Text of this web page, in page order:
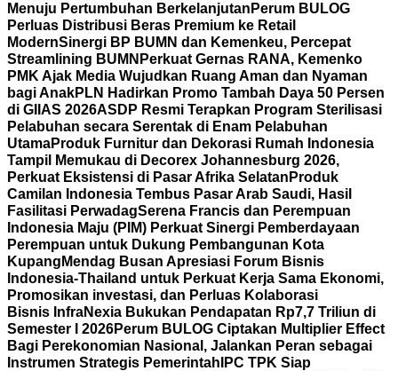
Menuju Pertumbuhan Berkelanjutan Perum BULOG
Perluas Distribusi Beras Premium ke Retail
ModernSinergi BP BUMN dan Kemenkeu, Percepat
Streamlining BUMN Perkuat Gernas RANA, Kemenko
PMK Ajak Media Wujudkan Ruang Aman dan Nyaman
bagi AnakPLN Hadirkan Promo Tambah Daya 50 Persen
di GIIAS 2026ASDP Resmi Terapkan Program Sterilisasi
Pelabuhan secara Serentak di Enam Pelabuhan
UtamaProduk Furnitur dan Dekorasi Rumah Indonesia
Tampil Memukau di Decorex Johannesburg 2026,
Perkuat Eksistensi di Pasar Afrika Selatan Produk
Camilan Indonesia Tembus Pasar Arab Saudi, Hasil
Fasilitasi PerwadagSerena Francis dan Perempuan
Indonesia Maju (PIM) Perkuat Sinergi Pemberdayaan
Perempuan untuk Dukung Pembangunan Kota
Kupang Mendag Busan Apresiasi Forum Bisnis
Indonesia-Thailand untuk Perkuat Kerja Sama Ekonomi,
Promosikan investasi, dan Perluas Kolaborasi
Bisnis InfraNexia Bukukan Pendapatan Rp7,7 Triliun di
Semester I 2026Perum BULOG Ciptakan Multiplier Effect
Bagi Perekonomian Nasional, Jalankan Peran sebagai
Instrumen Strategis Pemerintah IPC TPK Siap